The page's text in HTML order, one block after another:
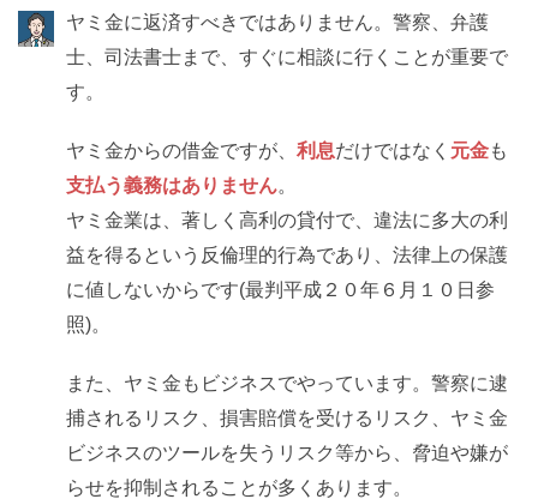
ヤミ金に返済すべきではありません。警察、弁護
士、司法書士まで、すぐに相談に行くことが重要で
す。
ヤミ金からの借金ですが、 利息だけではなく 元金も
支払う義務はありません。
ヤミ金業は、著しく高利の貸付で、違法に多大の利
益を得るという反倫理的行為であり、法律上の保護
に値しないからです(最判平成２０年６月１０日参
照)。
また、ヤミ金もビジネスでやっています。警察に逮
捕されるリスク、損害賠償を受けるリスク、ヤミ金
ビジネスのツールを失うリスク等から、脅迫や嫌が
らせを抑制されることが多くあります。